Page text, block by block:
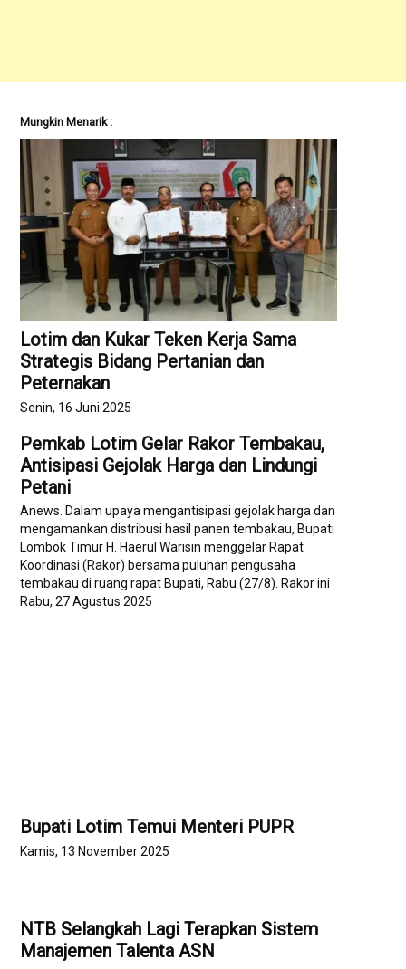
Mungkin Menarik :
Lotim dan Kukar Teken Kerja Sama
Strategis Bidang Pertanian dan
Peternakan
Senin, 16 Juni 2025
Pemkab Lotim Gelar Rakor Tembakau,
Antisipasi Gejolak Harga dan Lindungi
Petani
Anews. Dalam upaya mengantisipasi gejolak harga dan
mengamankan distribusi hasil panen tembakau, Bupati
Lombok Timur H. Haerul Warisin menggelar Rapat
Koordinasi (Rakor) bersama puluhan pengusaha
tembakau di ruang rapat Bupati, Rabu (27/8). Rakor ini
menjadi forum strategis untuk merumuskan langkah
Rabu, 27 Agustus 2025
Bupati Lotim Temui Menteri PUPR
Kamis, 13 November 2025
NTB Selangkah Lagi Terapkan Sistem
Manajemen Talenta ASN